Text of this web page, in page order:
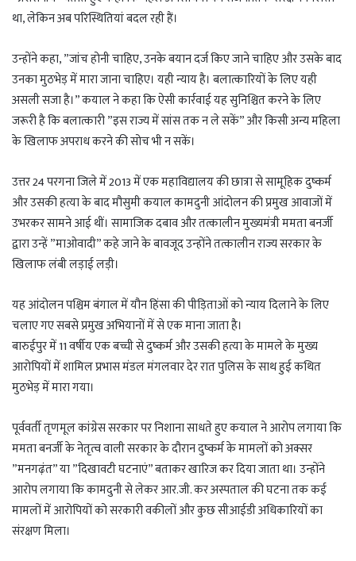
था, लेकिन अब परिस्थितियां बदल रही हैं।
उन्होंने कहा, ”जांच होनी चाहिए, उनके बयान दर्ज किए जाने चाहिए और उसके बाद
उनका मुठभेड़ में मारा जाना चाहिए। यही न्याय है। बलात्कारियों के लिए यही
असली सजा है।” कयाल ने कहा कि ऐसी कार्रवाई यह सुनिश्चित करने के लिए
जरूरी है कि बलात्कारी ”इस राज्य में सांस तक न ले सकें” और किसी अन्य महिला
के खिलाफ अपराध करने की सोच भी न सकें।
उत्तर 24 परगना जिले में 2013 में एक महाविद्यालय की छात्रा से सामूहिक दुष्कर्म
और उसकी हत्या के बाद मौसुमी कयाल कामदुनी आंदोलन की प्रमुख आवाजों में
उभरकर सामने आई थीं। सामाजिक दबाव और तत्कालीन मुख्यमंत्री ममता बनर्जी
द्वारा उन्हें ”माओवादी” कहे जाने के बावजूद उन्होंने तत्कालीन राज्य सरकार के
खिलाफ लंबी लड़ाई लड़ी।
यह आंदोलन पश्चिम बंगाल में यौन हिंसा की पीड़िताओं को न्याय दिलाने के लिए
चलाए गए सबसे प्रमुख अभियानों में से एक माना जाता है।
बारुईपुर में 11 वर्षीय एक बच्ची से दुष्कर्म और उसकी हत्या के मामले के मुख्य
आरोपियों में शामिल प्रभास मंडल मंगलवार देर रात पुलिस के साथ हुई कथित
मुठभेड़ में मारा गया।
पूर्ववर्ती तृणमूल कांग्रेस सरकार पर निशाना साधते हुए कयाल ने आरोप लगाया कि
ममता बनर्जी के नेतृत्व वाली सरकार के दौरान दुष्कर्म के मामलों को अक्सर
”मनगढ़ंत” या ”दिखावटी घटनाएं” बताकर खारिज कर दिया जाता था। उन्होंने
आरोप लगाया कि कामदुनी से लेकर आर.जी. कर अस्पताल की घटना तक कई
मामलों में आरोपियों को सरकारी वकीलों और कुछ सीआईडी अधिकारियों का
संरक्षण मिला।